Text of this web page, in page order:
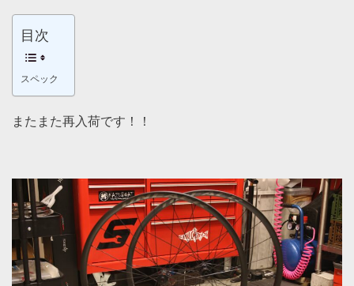
目次
スペック
またまた再入荷です！！